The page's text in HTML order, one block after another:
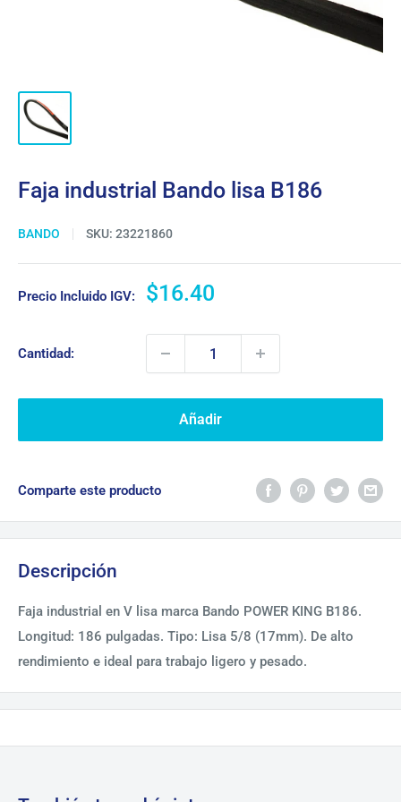
Faja industrial Bando lisa B186
BANDO SKU: 23221860
Precio Incluido IGV:
Precio
venta
$16.40
Cantidad:
Añadir
Comparte este producto
Descripción
Faja industrial en V lisa marca Bando POWER KING B186.
Longitud: 186 pulgadas. Tipo: Lisa 5/8 (17mm). De alto
rendimiento e ideal para trabajo ligero y pesado.